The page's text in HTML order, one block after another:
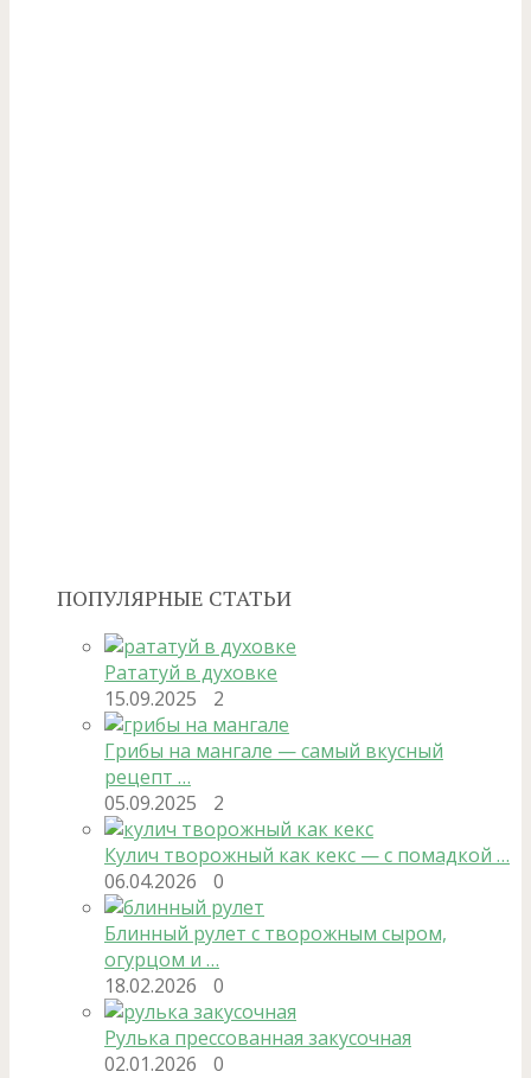
ПОПУЛЯРНЫЕ СТАТЬИ
Рататуй в духовке
15.09.2025
2
Грибы на мангале — самый вкусный
рецепт …
05.09.2025
2
Кулич творожный как кекс — с помадкой …
06.04.2026
0
Блинный рулет с творожным сыром,
огурцом и …
18.02.2026
0
Рулька прессованная закусочная
02.01.2026
0